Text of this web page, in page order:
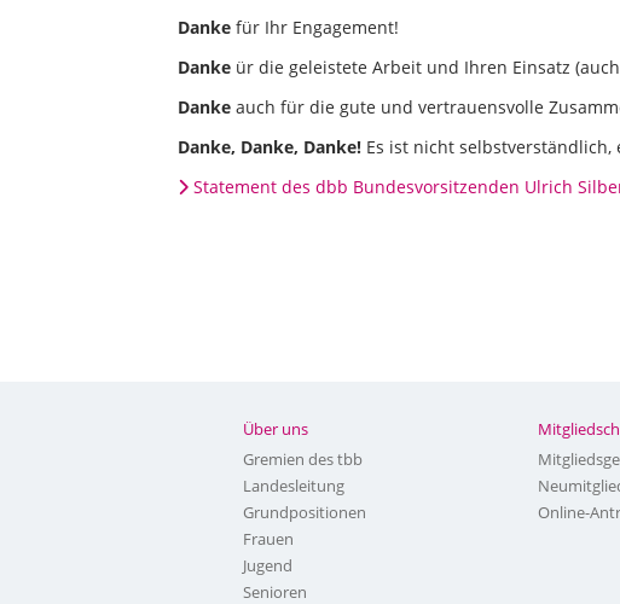
Danke für Ihr Engagement!
Danke ür die geleistete Arbeit und Ihren Einsatz
Danke auch für die gute und vertrauensvolle
Danke, Danke, Danke! Es ist nicht
Statement des dbb Bundesvorsitzenden Ulrich
Über uns
Gremien des tbb
Landesleitung
Grundpositionen
Frauen
Jugend
Senioren
Online-